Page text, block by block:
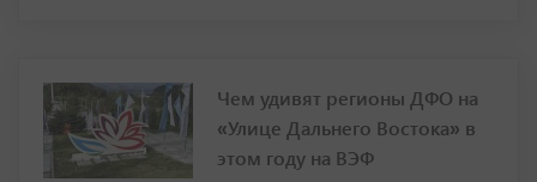
Чем удивят регионы ДФО на
«Улице Дальнего Востока» в
этом году на ВЭФ